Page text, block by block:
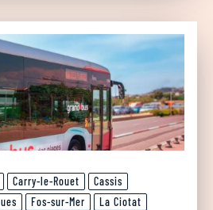
Carry-le-Rouet
Cassis
Fos-sur-Mer
La Ciotat